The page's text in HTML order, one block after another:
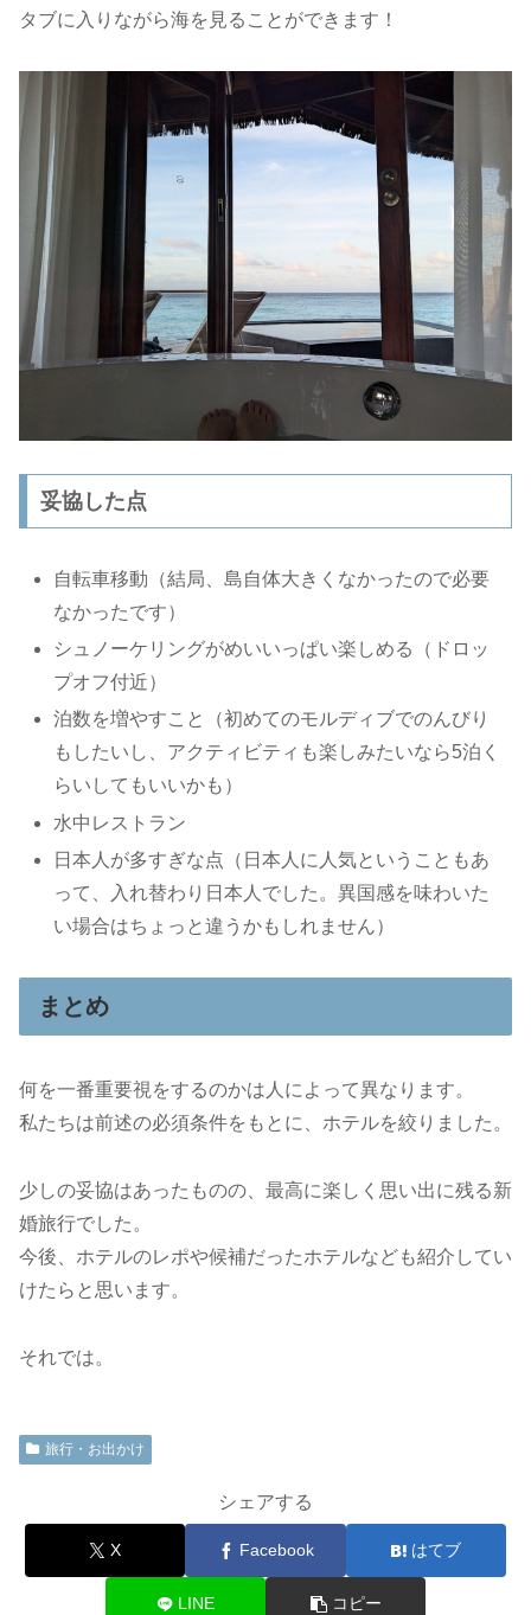
タブに入りながら海を見ることができます！
妥協した点
自転車移動（結局、島自体大きくなかったので必要
なかったです）
シュノーケリングがめいいっぱい楽しめる（ドロッ
プオフ付近）
泊数を増やすこと（初めてのモルディブでのんびり
もしたいし、アクティビティも楽しみたいなら5泊く
らいしてもいいかも）
水中レストラン
日本人が多すぎな点（日本人に人気ということもあ
って、入れ替わり日本人でした。異国感を味わいた
い場合はちょっと違うかもしれません）
まとめ
何を一番重要視をするのかは人によって異なります。
私たちは前述の必須条件をもとに、ホテルを絞りました。
少しの妥協はあったものの、最高に楽しく思い出に残る新
婚旅行でした。
今後、ホテルのレポや候補だったホテルなども紹介してい
けたらと思います。
それでは。
旅行・お出かけ
シェアする
X Facebook はてブ
LINE コピー